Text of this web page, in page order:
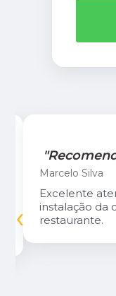
Marcelo Silva
Excelente
instalação da
restaurante.
‹